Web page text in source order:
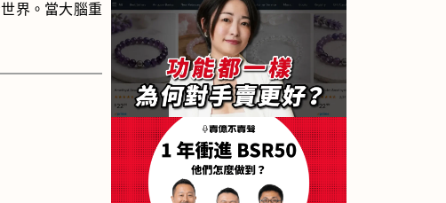
界。當大腦重